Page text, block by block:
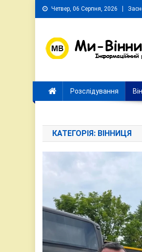
Skip
to
Четвер, 06 Серпня, 2026
Розслідування
КАТЕГОРІЯ: ВІННИЦЯ